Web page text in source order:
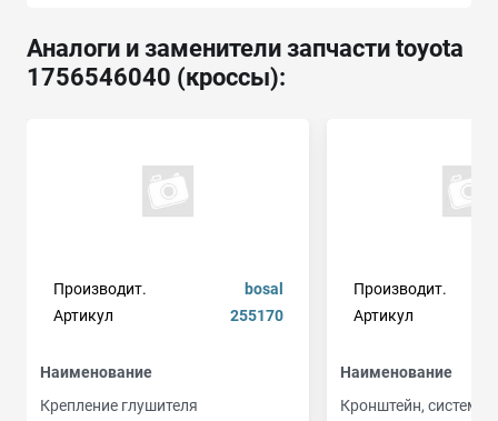
Аналоги и заменители запчасти toyota
1756546040 (кроссы):
Производит.
bosal
Артикул
255170
Наименование
Крепление глушителя
Производит.
Артикул
Наименование
Кронштейн, система